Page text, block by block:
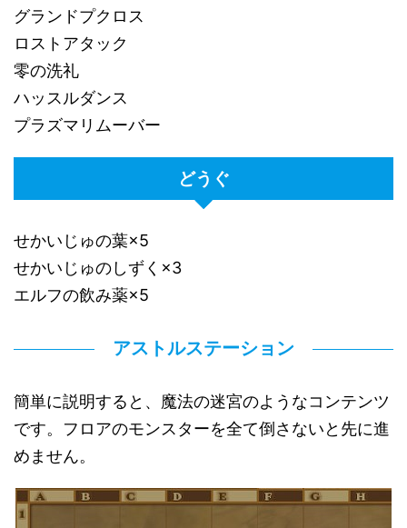
グランドプクロス
ロストアタック
零の洗礼
ハッスルダンス
プラズマリムーバー
どうぐ
せかいじゅの葉×5
せかいじゅのしずく×3
エルフの飲み薬×5
アストルステーション
簡単に説明すると、魔法の迷宮のようなコンテンツ
です。フロアのモンスターを全て倒さないと先に進
めません。